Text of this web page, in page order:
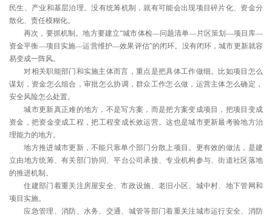
民生、产业和基层治理。没有统筹机制，就有可能会出现项目碎片化、资金分
散化、责任模糊化。
再次，要抓机制。地方要建立“城市体检—问题清单—片区策划—项目库—
资金平衡—项目实施—运营维护—效果评估”的闭环。没有闭环，城市更新就容
易变成一阵风。
对相关职能部门和实施主体而言，重点是把具体工作做细。比如项目怎么
谋划，资金怎么组合，审批怎么协调，群众工作怎么做，运营主体怎么确定，
安全风险怎么处置。
城市更新真正难的地方，不是写方案，而是把方案变成项目，把项目变成
资金，把资金变成工程，把工程变成长效运营。这也是城市更新最考验地方治
理能力的地方。
地方推进城市更新，不能只靠单个部门分散上项目。更有效的做法，是建
立由地方统筹、有关部门协同、平台公司承接、专业机构参与、街道社区落地
的推进机制。
住建部门着重关注房屋安全、市政设施、老旧小区、城中村、地下管网和
项目实施。
应急管理、消防、水务、交通、城管等部门着重关注城市运行安全、消防